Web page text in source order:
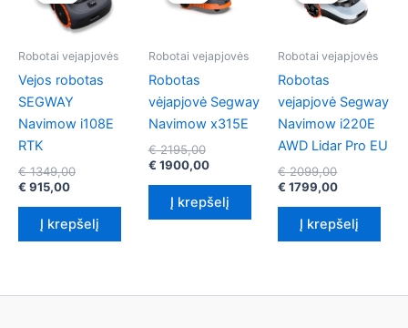
Robotai vejapjovės
Vejos robotas
SEGWAY
Navimow i108E
RTK
€1349,00Original
€ 1349,00.
€ 915,00Current
is:
€ 915,00.
Į krepšelį
Robotai vejapjovės
Robotas
vėjapjovė Segway
Navimow x315E
€2195,00Original
price
€ 2195,00.
€ 1900,00Current
is:
€ 1900,00.
Į krepšelį
Robotai vejapjovės
Robotas
vejapjovė Segway
Navimow i220E
AWD Lidar Pro EU
€2099,00Original
price
€ 2099,00.
€ 1799,00Current
is:
€ 1799,00.
Į krepšelį